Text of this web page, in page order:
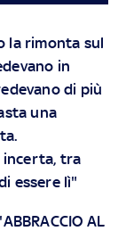
la rimonta sul
in
di più
una
incerta, tra
essere lì"
AL